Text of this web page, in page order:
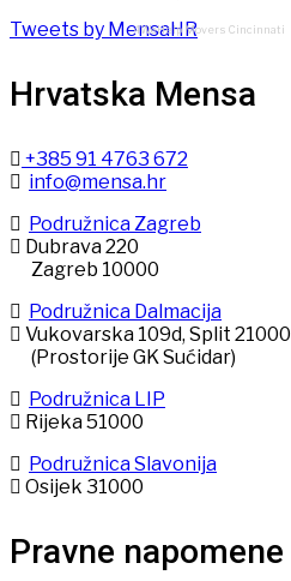
Tweets by MensaHR4WeHelp Movers Cincinnati
Hrvatska Mensa
+385 91 4763 672
info@mensa.hr
Podružnica Zagreb
Dubrava 220
Zagreb 10000
Podružnica Dalmacija
Vukovarska 109d, Split 21000
(Prostorije GK Sućidar)
Podružnica LIP
Rijeka 51000
Podružnica Slavonija
Osijek 31000
Pravne napomene